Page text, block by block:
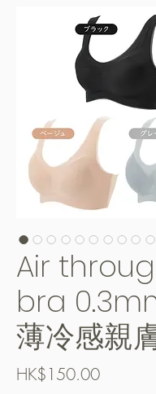
Air
bra
薄冷感親
HK$150.00Price